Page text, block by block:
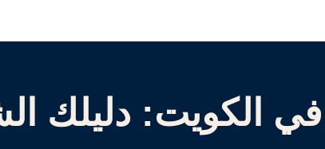
في الكويت: دليلك